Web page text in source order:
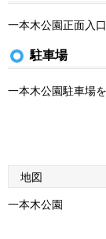
一本木公園正面入
駐車場
一本木公園駐車場
地図
一本木公園